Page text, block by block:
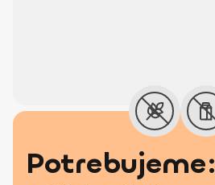
Potrebujeme: